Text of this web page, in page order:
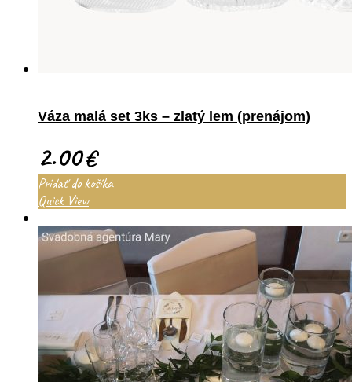
Váza malá set 3ks – zlatý lem (prenájom)
2.00€
Pridať do košíka
Quick View